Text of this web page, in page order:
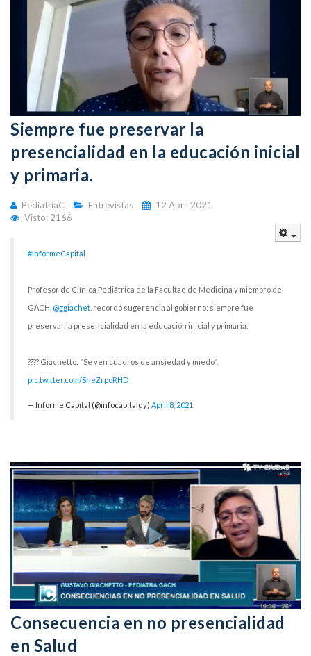
Siempre fue preservar la
presencialidad en la educación inicial
y primaria.
PediatriaC Entrevistas
12 Abril 2021
Visto: 2166
#InformeCapital
Profesor de Clínica Pediátrica de la Facultad de Medicina y miembro del
GACH, @ggiachet , recordó sugerencia al gobierno: siempre fue
preservar la presencialidad en la educación inicial y primaria.
????️ Giachetto: “Se ven cuadros de ansiedad y miedo“.
pic.twitter.com/SheZrpoRHD
— Informe Capital (@infocapitaluy) April 8, 2021
Consecuencia en no presencialidad
en Salud